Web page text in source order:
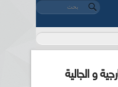
استمارة البحث
‏بحث ‏
و الجالية